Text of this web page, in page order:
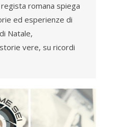
romana spiega
ed esperienze di
Natale,
vere, su ricordi